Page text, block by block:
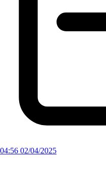
04:56 02/04/2025